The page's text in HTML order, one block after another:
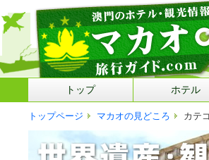
トップ ホテル
トップページ マカオの見どころ カテ